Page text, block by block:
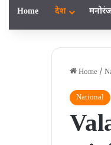
Home देश
Home /
National